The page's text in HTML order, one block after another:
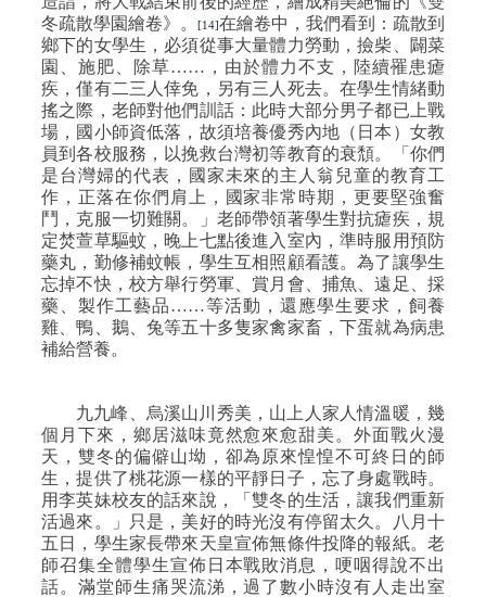
冬疏散學園繪卷》。
[14]在繪卷中，我們看到：疏散到
鄉下的女學生，必須從事大量體力勞動，撿柴、闢菜
園、施肥、除草……，由於體力不支，陸續罹患瘧
疾，僅有二三人倖免，另有三人死去。在學生情緒動
搖之際，老師對他們訓話：此時大部分男子都已上戰
場，國小師資低落，故須培養優秀內地（日本）女教
員到各校服務，以挽救台灣初等教育的衰頹。「你們
是台灣婦的代表，國家未來的主人翁兒童的教育工
作，正落在你們肩上，國家非常時期，更要堅強奮
鬥，克服一切難關。」老師帶領著學生對抗瘧疾，規
定焚萱草驅蚊，晚上七點後進入室內，準時服用預防
藥丸，勤修補蚊帳，學生互相照顧看護。為了讓學生
忘掉不快，校方舉行勞軍、賞月會、捕魚、遠足、採
藥、製作工藝品……等活動，還應學生要求，飼養
雞、鴨、鵝、兔等五十多隻家禽家畜，下蛋就為病患
補給營養。
九九峰、烏溪山川秀美，山上人家人情溫暖，幾
個月下來，鄉居滋味竟然愈來愈甜美。外面戰火漫
天，雙冬的偏僻山坳，卻為原來惶惶不可終日的師
生，提供了桃花源一樣的平靜日子，忘了身處戰時。
用李英妹校友的話來說，「雙冬的生活，讓我們重新
活過來。」只是，美好的時光沒有停留太久。
八月十
五日
，學生家長帶來天皇宣佈無條件投降的報紙。老
師召集全體學生宣佈日本戰敗消息，哽咽得說不出
話。滿堂師生痛哭流涕，過了數小時沒有人走出室